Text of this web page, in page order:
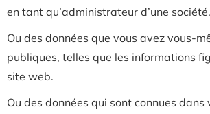
en tant qu’administrateur d’une société.
Ou des données que vous avez vous-
publiques, telles que les informations
site web.
Ou des données qui sont connues dans